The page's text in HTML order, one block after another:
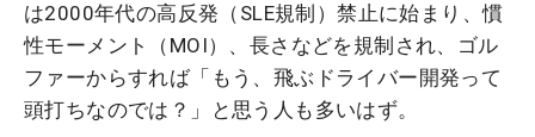
は2000年代の高反発（SLE規制）禁止に始まり、慣
性モーメント（MOI）、長さなどを規制され、ゴル
ファーからすれば「もう、飛ぶドライバー開発って
頭打ちなのでは？」と思う人も多いはず。